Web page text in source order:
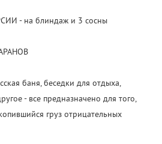
- на блиндаж и 3 сосны
баня, беседки для отдыха,
- все предназначено для того,
груз отрицательных